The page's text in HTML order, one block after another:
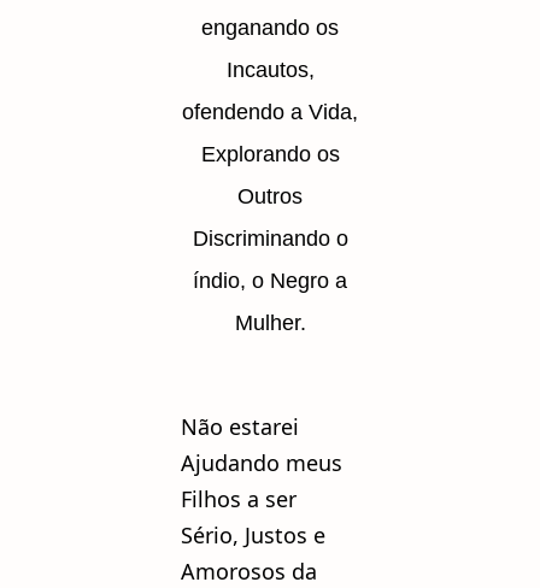
enganando os
Incautos,
ofendendo a Vida,
Explorando os
Outros
Discriminando o
índio, o Negro a
Mulher.
Não estarei
Ajudando meus
Filhos a ser
Sério, Justos e
Amorosos da